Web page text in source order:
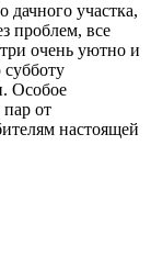
участка,
проблем, все
очень уютно и
Особое
пар от
настоящей